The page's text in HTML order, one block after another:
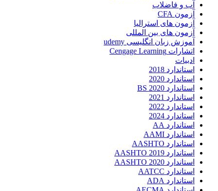
آب و فاضلاب
آزمون CFA
آزمون های استرالیا
آزمون های بین المللی
آموزش زبان انگلیسی udemy
اتشارات Cengage Learning
ادبیات
استاندارد 2018
استاندارد 2020
استاندارد 2020 BS
استاندارد 2021
استاندارد 2022
استاندارد 2024
استاندارد AA
استاندارد AAMI
استاندارد AASHTO
استاندارد AASHTO 2019
استاندارد AASHTO 2020
استاندارد AATCC
استاندارد ADA